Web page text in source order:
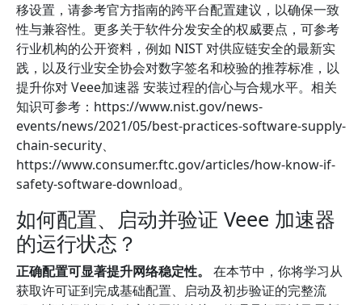
移设置，请参考官方指南的跨平台配置建议，以确保一致
性与兼容性。更多关于软件分发安全的权威要点，可参考
行业机构的公开资料，例如 NIST 对供应链安全的最新实
践，以及行业安全协会对数字签名和校验的推荐标准，以
提升你对 Veee加速器 安装过程的信心与合规水平。相关
知识可参考：https://www.nist.gov/news-
events/news/2021/05/best-practices-software-supply-
chain-security、
https://www.consumer.ftc.gov/articles/how-know-if-
safety-software-download。
如何配置、启动并验证 Veee 加速器
的运行状态？
正确配置可显著提升网络稳定性。
在本节中，你将学习从
获取许可证到完成基础配置、启动及初步验证的完整流